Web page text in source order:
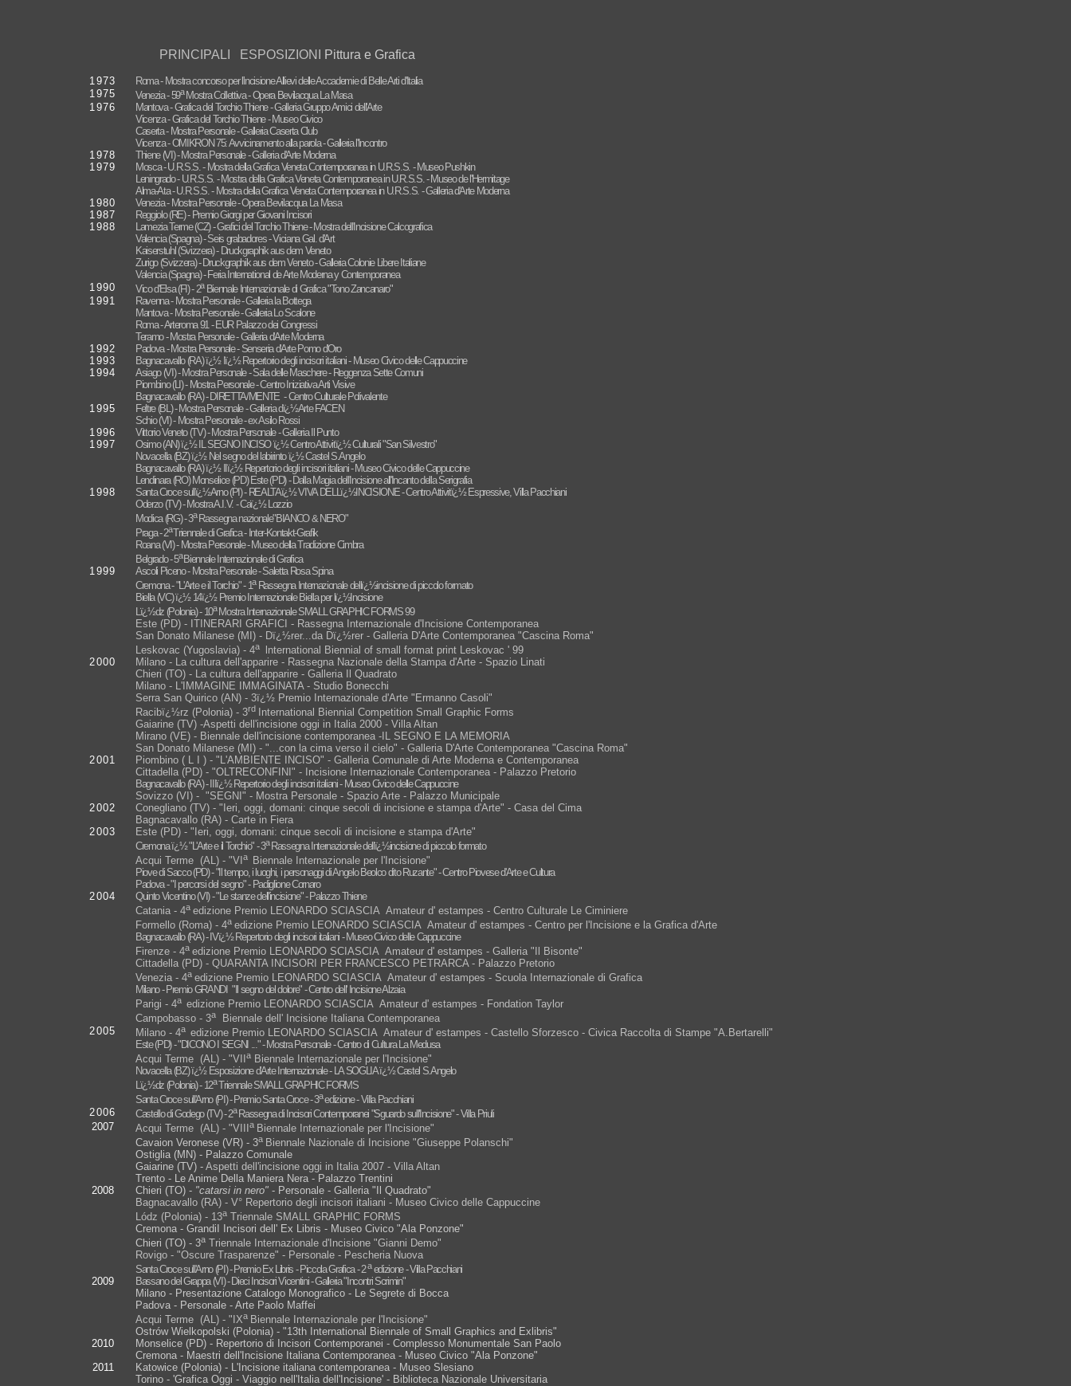
PRINCIPALI ESPOSIZIONI Pittura e Grafica
1973
Roma - Mostra concorso per l'incisione Allievi delle Accademie di Belle Arti d'Italia
1975
Venezia - 59aMostra Collettiva - Opera Bevilacqua La Masa
1976
Mantova - Grafica del Torchio Thiene - Galleria Gruppo Amici dell'Arte
Vicenza - Grafica del Torchio Thiene - Museo Civico
Caserta - Mostra Personale - Galleria Caserta Club
Vicenza - OMIKRON 75: Avvicinamento alla parola - Galleria l'Incontro
1978
Thiene (VI) - Mostra Personale - Galleria d'Arte Moderna
1979
Mosca - U.R.S.S. - Mostra della Grafica Veneta Contemporanea in U.R.S.S. - Museo Pushkin
Leningrado - U.R.S.S. - Mostra della Grafica Veneta Contemporanea in U.R.S.S. - Museo de l'Hermitage
Alma-Ata - U.R.S.S. - Mostra della Grafica Veneta Contemporanea in U.R.S.S. - Galleria d'Arte Moderna
1980
Venezia - Mostra Personale - Opera Bevilacqua La Masa
1987
Reggiolo (RE) - Premio Giorgi per Giovani Incisori
1988
Lamezia Terme (CZ) - Grafici del Torchio Thiene - Mostra dell'Incisione Calcografica
Valencia (Spagna) - Seis grabadores - Viciana Gal. d'Art
Kaiserstuhl (Svizzera) - Druckgraphik aus dem Veneto
Zurigo (Svizzera) - Druckgraphik aus dem Veneto - Galleria Colonie Libere Italiane
Valencia (Spagna) - Feria International de Arte Moderna y Contemporanea
1990
Vico d'Elsa (FI) - 2aBiennale Internazionale di Grafica "Tono Zancanaro"
1991
Ravenna - Mostra Personale - Galleria la Bottega
Mantova - Mostra Personale - Galleria Lo Scalone
Roma - Arteroma 91 - EUR Palazzo dei Congressi
Teramo - Mostra Personale - Galleria d'Arte Moderna
1992
Padova - Mostra Personale - Senseria d'Arte Pomo d'Oro
1993
Bagnacavallo (RA) ï¿½ Iï¿½ Repertorio degli incisori italiani - Museo Civico delle Cappuccine
1994
Asiago (VI) - Mostra Personale - Sala delle Maschere - Reggenza Sette Comuni
Piombino (LI) - Mostra Personale - Centro Iniziativa Arti Visive
Bagnacavallo (RA) - DIRETTA/MENTE - Centro Culturale Polivalente
1995
Feltre (BL) - Mostra Personale - Galleria dï¿½Arte FACEN
Schio (VI) - Mostra Personale - ex Asilo Rossi
1996
Vittorio Veneto (TV) - Mostra Personale - Galleria Il Punto
1997
Osimo (AN) ï¿½ IL SEGNO INCISO ï¿½ Centro Attivitï¿½ Culturali "San Silvestro"
Novacella (BZ) ï¿½ Nel segno del labirinto ï¿½ Castel S.Angelo
Bagnacavallo (RA) ï¿½ IIï¿½ Repertorio degli incisori italiani - Museo Civico delle Cappuccine
Lendinara (RO) Monselice (PD) Este (PD) - Dalla Magia dell'Incisione all'Incanto della Serigrafia
1998
Santa Croce sullï¿½Arno (PI) - REALTAï¿½ VIVA DELLï¿½INCISIONE - Centro Attivitï¿½ Espressive, Villa Pacchiani
Oderzo (TV) - Mostra A.I.V. - Caï¿½ Lozzio
Modica (RG) - 3aRassegna nazionale"BIANCO & NERO"
Praga - 2aTriennale di Grafica - Inter-Kontakt-Grafik
Roana (VI) - Mostra Personale - Museo della Tradizione Cimbra
Belgrado - 5aBiennale Internazionale di Grafica
1999
Ascoli Piceno - Mostra Personale - Saletta Rosa Spina
Cremona - "L'Arte e il Torchio" - 1aRassegna Internazionale dellï¿½incisione di piccolo formato
Biella (VC) ï¿½ 14ï¿½ Premio Internazionale Biella per lï¿½Incisione
Lï¿½dz (Polonia) - 10aMostra Internazionale SMALL GRAPHIC FORMS 99
Este (PD) - ITINERARI GRAFICI - Rassegna Internazionale d'Incisione Contemporanea
San Donato Milanese (MI) - Dï¿½rer...da Dï¿½rer - Galleria D'Arte Contemporanea "Cascina Roma"
Leskovac (Yugoslavia) - 4a
lnternational Biennial of small format print Leskovac ' 99
2000
Milano - La cultura dell'apparire - Rassegna Nazionale della Stampa d'Arte - Spazio Linati
Chieri (TO) - La cultura dell'apparire - Galleria Il Quadrato
Milano - L'IMMAGINE IMMAGINATA - Studio Bonecchi
Serra San Quirico (AN) - 3ï¿½ Premio Internazionale d'Arte "Ermanno Casoli"
Racibï¿½rz (Polonia) - 3rd
International Biennial Competition Small Graphic Forms
Gaiarine (TV) -Aspetti dell'incisione oggi in Italia 2000 - Villa Altan
Mirano (VE) - Biennale dell'incisione contemporanea -IL SEGNO E LA MEMORIA
San Donato Milanese (MI) - "...con la cima verso il cielo" - Galleria D'Arte Contemporanea "Cascina Roma"
2001
Piombino ( L I ) - "L'AMBIENTE INCISO" - Galleria Comunale di Arte Moderna e Contemporanea
Cittadella (PD) - "OLTRECONFINI" - Incisione Internazionale Contemporanea - Palazzo Pretorio
Bagnacavallo (RA) - IIIï¿½ Repertorio degli incisori italiani - Museo Civico delle Cappuccine
Sovizzo (VI) - "SEGNI" - Mostra Personale - Spazio Arte - Palazzo Municipale
2002
Conegliano (TV) - "Ieri, oggi, domani: cinque secoli di incisione e stampa d'Arte" - Casa del Cima
Bagnacavallo (RA) - Carte in Fiera
2003
Este (PD) - "Ieri, oggi, domani: cinque secoli di incisione e stampa d'Arte"
Cremona ï¿½ "L'Arte e il Torchio" - 3aRassegna Internazionale dellï¿½incisione di piccolo formato
Acqui Terme (AL) - "VI a
Biennale Internazionale per l'Incisione"
Piove di Sacco (PD) - "Il tempo, i luoghi, i personaggi di Angelo Beolco dito Ruzante" - Centro Piovese d'Arte e Cultura
Padova - "I percorsi del segno" - Padiglione Cornaro
2004
Quinto Vicentino (VI) - "Le stanze dell'incisione" - Palazzo Thiene
Catania - 4a edizione Premio LEONARDO SCIASCIA Amateur d' estampes - Centro Culturale Le Ciminiere
Formello (Roma) - 4a edizione Premio LEONARDO SCIASCIA Amateur d' estampes - Centro per l'Incisione e la Grafica d'Arte
Bagnacavallo (RA) - IVï¿½ Repertorio degli incisori italiani - Museo Civico delle Cappuccine
Firenze - 4a edizione Premio LEONARDO SCIASCIA Amateur d' estampes - Galleria "Il Bisonte"
Cittadella (PD) - QUARANTA INCISORI PER FRANCESCO PETRARCA - Palazzo Pretorio
Venezia - 4a edizione Premio LEONARDO SCIASCIA Amateur d' estampes - Scuola Internazionale di Grafica
Milano - Premio GRANDI "Il segno del dolore" - Centro dell' Incisione Alzaia
Parigi - 4a edizione Premio LEONARDO SCIASCIA Amateur d' estampes - Fondation Taylor
Campobasso - 3a
Biennale dell' Incisione Italiana Contemporanea
2005
Milano - 4a edizione Premio LEONARDO SCIASCIA Amateur d' estampes - Castello Sforzesco - Civica Raccolta di Stampe "A.Bertarelli"
Este (PD) - "DICONO I SEGNI ..." - Mostra Personale - Centro di Cultura La Medusa
Acqui Terme (AL) - "VII
a Biennale Internazionale per l'Incisione"
Novacella (BZ) ï¿½ Esposizione d'Arte Internazionale - LA SOGLIA ï¿½ Castel S.Angelo
Lï¿½dz (Polonia) - 12aTriennale SMALL GRAPHIC FORMS
Santa Croce sull'Arno (PI) - Premio Santa Croce - 3aedizione - Villa Pacchiani
2006
Castello di Godego (TV) - 2aRassegna di Incisori Contemporanei "Sguardo sull'Incisione" - Villa Priuli
2007
Acqui Terme (AL) - "VIII a Biennale Internazionale per l'Incisione"
Cavaion Veronese (VR) - 3a Biennale Nazionale di Incisione "Giuseppe Polanschi"
Ostiglia (MN) - Palazzo Comunale
Gaiarine (TV) - Aspetti dell'incisione oggi in Italia 2007 - Villa Altan
Trento - Le Anime Della Maniera Nera - Palazzo Trentini
2008
Chieri (TO) - "catarsi in nero" - Personale - Galleria "Il Quadrato"
Bagnacavallo (RA) - V° Repertorio degli incisori italiani - Museo Civico delle Cappuccine
Lódz (Polonia) - 13a Triennale SMALL GRAPHIC FORMS
Cremona - GrandiI Incisori dell' Ex Libris - Museo Civico "Ala Ponzone"
Chieri (TO) - 3a Triennale Internazionale d'Incisione "Gianni Demo"
Rovigo - "Oscure Trasparenze" - Personale - Pescheria Nuova
Santa Croce sull'Arno (PI) - Premio Ex Libris - Piccola Grafica - 2aedizione - Villa Pacchiani
2009
Bassano del Grappa (VI) - Dieci Incisori Vicentini - Galleria "Incontri Scrimin"
Milano - Presentazione Catalogo Monografico - Le Segrete di Bocca
Padova - Personale - Arte Paolo Maffei
Acqui Terme (AL) - "IXa Biennale Internazionale per l'Incisione"
Ostrów Wielkopolski (Polonia) - "13th International Biennale of Small Graphics and Exlibris"
2010
Monselice (PD) - Repertorio di Incisori Contemporanei - Complesso Monumentale San Paolo
Cremona - Maestri dell'Incisione Italiana Contemporanea - Museo Civico "Ala Ponzone"
2011
Katowice (Polonia) - L'Incisione italiana contemporanea - Museo Slesiano
Torino - 'Grafica Oggi - Viaggio nell'Italia dell'Incisione' - Biblioteca Nazionale Universitaria